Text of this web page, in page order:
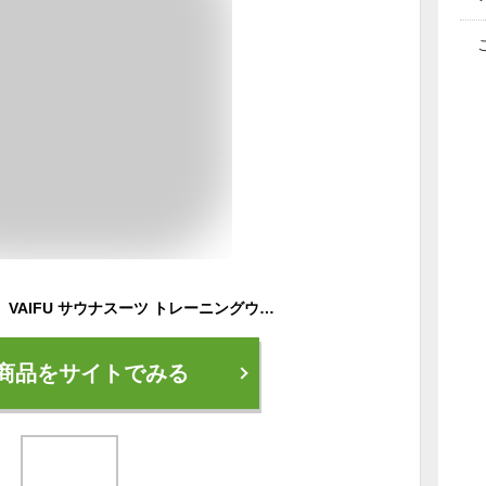
【クリアランス価格】 VAIFU サウナスーツ トレーニングウェア 発汗 上下セット 洗濯可 トレーニングスーツ ショートスリーブ メンズ レディース 半袖 大きいサイズ おしゃれ フィットネス ウォーキング ジョギング M L XL 2XL 3XL ダイエット 筋トレ スポーツウェア
品をサイトでみる